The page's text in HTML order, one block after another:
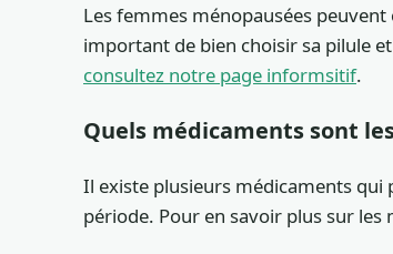
Les femmes ménopausées
important de bien choisir sa pilule
consultez notre page informsitif.
Quels médicaments sont
Il existe plusieurs médicaments
période. Pour en savoir plus sur les